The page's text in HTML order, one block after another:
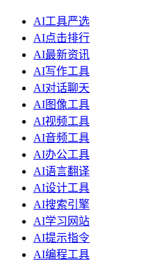
AI工具严选
AI点击排行
AI最新资讯
AI写作工具
AI对话聊天
AI图像工具
AI视频工具
AI音频工具
AI办公工具
AI语言翻译
AI设计工具
AI搜索引擎
AI学习网站
AI提示指令
AI编程工具